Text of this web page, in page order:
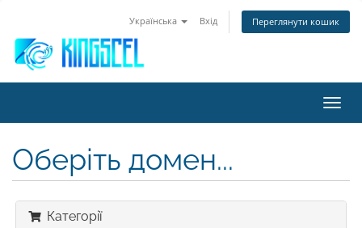
Українська Вхід Переглянути кошик
Оберіть домен...
Категорії